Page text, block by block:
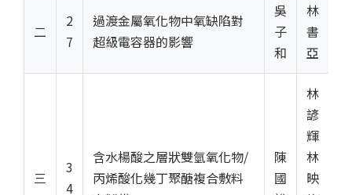
二
2
7
過渡金屬氧化物中氧缺陷對
超級電容器的影響
吳
子
和
林
書
亞
三
3
4
含水楊酸之層狀雙氫氧化物/
丙烯酸化幾丁聚醣複合敷料
陳
國
林
諺
輝
林
映